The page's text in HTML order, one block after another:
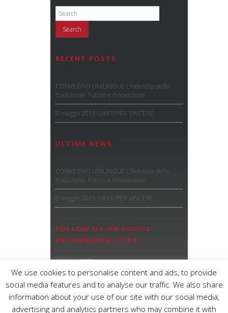
RECENT POSTS
CONVEGNO UNILINGUE L’industria della
traduzione: Futuro e Innovazione
8 maggio 2015: UNITI PER VINCERE
ULTIME NEWS
CONVEGNO UNILINGUE L’industria della
traduzione: Futuro e Innovazione
8 maggio 2015: UNITI PER VINCERE
FOLLOW US ON SOCIAL
NETWORKING SITES!
We use cookies to personalise content and ads, to provide
social media features and to analyse our traffic. We also share
information about your use of our site with our social media,
advertising and analytics partners who may combine it with